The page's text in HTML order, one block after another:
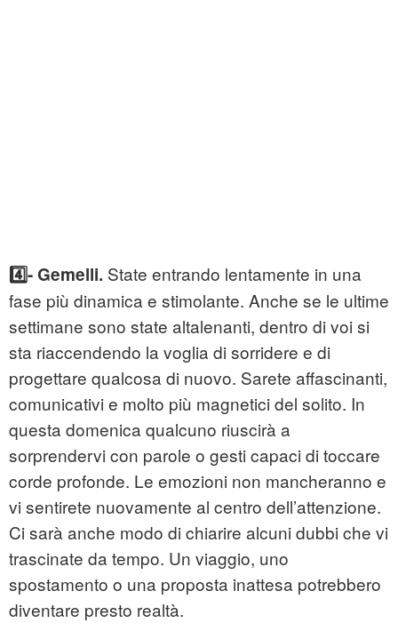
4️⃣- Gemelli. State entrando lentamente in una
fase più dinamica e stimolante. Anche se le ultime
settimane sono state altalenanti, dentro di voi si
sta riaccendendo la voglia di sorridere e di
progettare qualcosa di nuovo. Sarete affascinanti,
comunicativi e molto più magnetici del solito. In
questa domenica qualcuno riuscirà a
sorprendervi con parole o gesti capaci di toccare
corde profonde. Le emozioni non mancheranno e
vi sentirete nuovamente al centro dell’attenzione.
Ci sarà anche modo di chiarire alcuni dubbi che vi
trascinate da tempo. Un viaggio, uno
spostamento o una proposta inattesa potrebbero
diventare presto realtà.